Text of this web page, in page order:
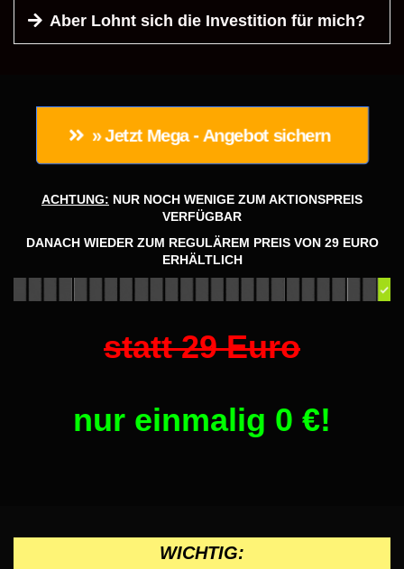
Dir ein Super Affiliate, wie auch Du zu einem Super
Affiliate werden kannst...
Aber Lohnt sich die Investition für mich?
✅ Mit diesen Chat GPT Methoden rockst Du
✅ Durch den Zugang in unserem
Mitgliederbereich, bekommst Du noch viel
mehr Content Power (auch kostenfreier
Content)
» Jetzt Mega - Angebot sichern
ACHTUNG: NUR NOCH WENIGE ZUM AKTIONSPREIS
VERFÜGBAR
DANACH WIEDER ZUM REGULÄREM PREIS VON 29 EURO
ERHÄLTLICH
statt 29 Euro
nur einmalig 0 €!
WICHTIG: